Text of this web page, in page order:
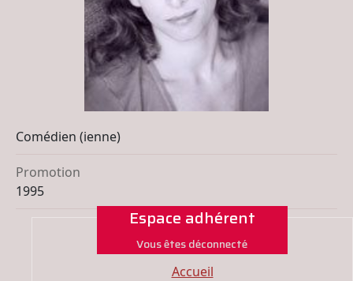
Comédien (ienne)
Promotion
1995
Espace adhérent
Vous êtes déconnecté
Accueil